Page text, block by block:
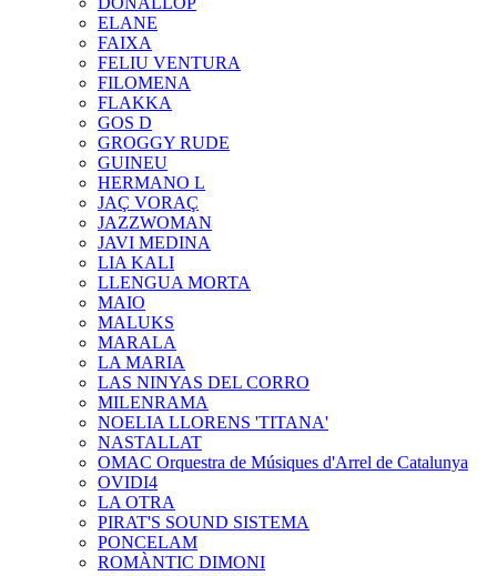
ELANE
FAIXA
FELIU VENTURA
FILOMENA
FLAKKA
GOS D
GROGGY RUDE
GUINEU
HERMANO L
JAÇ VORAÇ
JAZZWOMAN
JAVI MEDINA
LIA KALI
LLENGUA MORTA
MAIO
MALUKS
MARALA
LA MARIA
LAS NINYAS DEL CORRO
MILENRAMA
NOELIA LLORENS 'TITANA'
NASTALLAT
OMAC Orquestra de Músiques d'Arrel de Catalunya
OVIDI4
LA OTRA
PIRAT'S SOUND SISTEMA
PONCELAM
ROMÀNTIC DIMONI